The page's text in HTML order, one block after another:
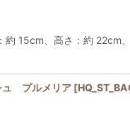
15cm、高さ：約
ュ プルメリア [